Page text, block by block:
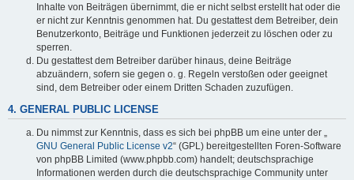
Inhalte von Beiträgen übernimmt, die er nicht selbst erstellt hat oder die
er nicht zur Kenntnis genommen hat. Du gestattest dem Betreiber, dein
Benutzerkonto, Beiträge und Funktionen jederzeit zu löschen oder zu
sperren.
Du gestattest dem Betreiber darüber hinaus, deine Beiträge
abzuändern, sofern sie gegen o. g. Regeln verstoßen oder geeignet
sind, dem Betreiber oder einem Dritten Schaden zuzufügen.
4. GENERAL PUBLIC LICENSE
Du nimmst zur Kenntnis, dass es sich bei phpBB um eine unter der „
GNU General Public License v2“ (GPL) bereitgestellten Foren-Software
von phpBB Limited (www.phpbb.com) handelt; deutschsprachige
Informationen werden durch die deutschsprachige Community unter